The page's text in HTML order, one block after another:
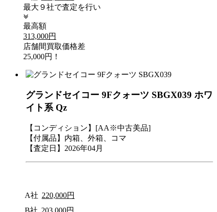
最大９社で査定を行い
最高額
313,000円
店舗間買取価格差
25,000円！
グランドセイコー 9Fクォーツ SBGX039 ホワ
イト系 Qz
【コンディション】[AA※中古美品]
【付属品】内箱、外箱、コマ
【査定日】2026年04月
A社 220,000円